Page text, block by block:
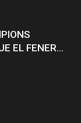
EL FENER...